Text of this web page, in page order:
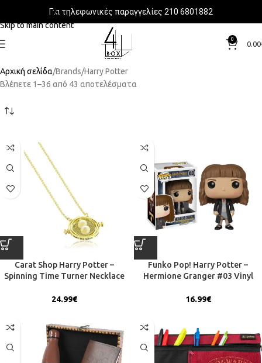
Skip to navigation
Skip to main content
Για τηλεφωνικές παραγγελίες 210 6801882
0
0.00
Αρχική σελίδα Brands Harry Potter
Βλέπετε 1–36 από 43 αποτελέσματα
Carat Shop Harry Potter –
Spinning Time Turner Necklace
24.99€
Funko Pop! Harry Potter –
Hermione Granger #03 Vinyl
16.99€